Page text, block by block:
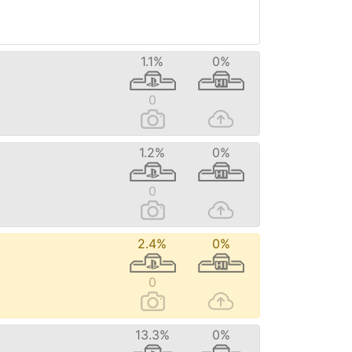
1.1% 0%
0
1.2% 0%
0
2.4% 0%
0
13.3% 0%